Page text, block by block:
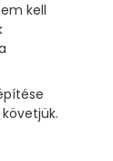
kell